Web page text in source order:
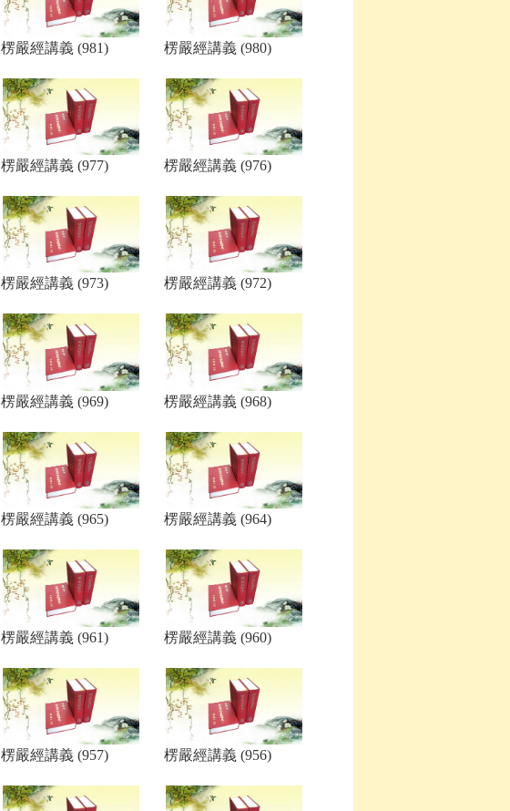
楞嚴經講義 (981) 楞嚴經講義 (980)
楞嚴經講義 (977) 楞嚴經講義 (976)
楞嚴經講義 (973) 楞嚴經講義 (972)
楞嚴經講義 (969) 楞嚴經講義 (968)
楞嚴經講義 (965) 楞嚴經講義 (964)
楞嚴經講義 (961) 楞嚴經講義 (960)
楞嚴經講義 (957) 楞嚴經講義 (956)